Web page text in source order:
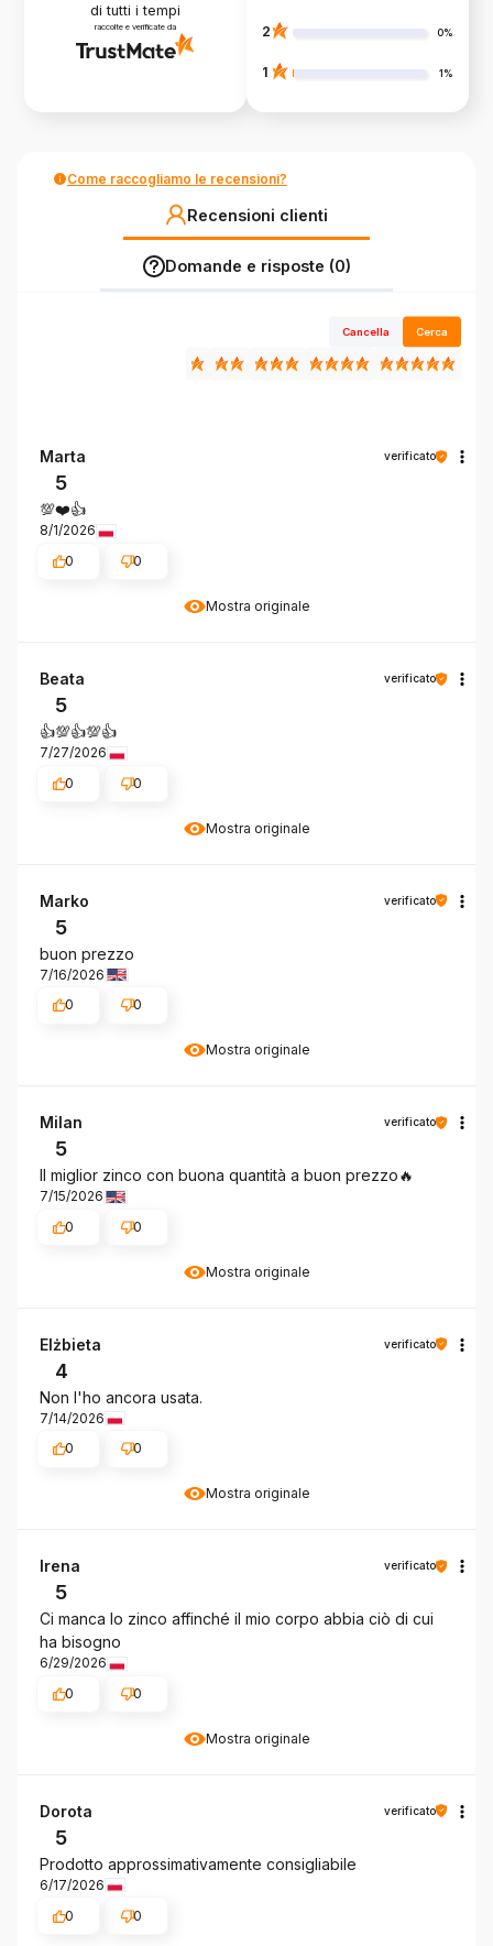
di tutti i tempi
raccolte e verificate da 2 0%
1 1%
Come raccogliamo le recensioni?
Recensioni clienti
Domande e risposte (0)
Cancella Cerca
Mostra originale
Marta verificato
5
💯❤️👍️
8/1/2026
0
0
Mostra originale
Beata verificato
5
👍️💯👍️💯👍️
7/27/2026
0
0
Mostra originale
Marko verificato
5
buon prezzo
7/16/2026
0
0
Mostra originale
Milan verificato
5
Il miglior zinco con buona quantità a buon prezzo🔥
7/15/2026
0
0
Mostra originale
Elżbieta verificato
4
Non l'ho ancora usata.
7/14/2026
0
0
Mostra originale
Irena verificato
5
Ci manca lo zinco affinché il mio corpo abbia ciò di cui
ha bisogno
6/29/2026
0
0
Dorota verificato
5
Prodotto approssimativamente consigliabile
6/17/2026
0
0